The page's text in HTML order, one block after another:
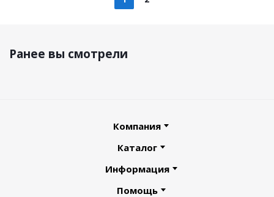
Ранее вы смотрели
Компания
Каталог
Информация
Помощь